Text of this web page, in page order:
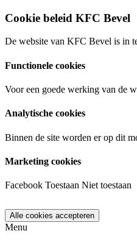
Cookie beleid KFC Bevel
De website van KFC Bevel is in
Functionele cookies
Voor een goede werking van de
Analytische cookies
Binnen de site worden er op dit
Marketing cookies
Facebook Toestaan Niet toestaan
Menu